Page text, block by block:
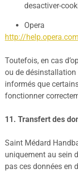
desactiver-
Opera
http://
Toutefois, en cas
ou de désinstallation
informés que
fonctionner
11. Transfert des
Saint Médard
uniquement au sein
pas ces données en